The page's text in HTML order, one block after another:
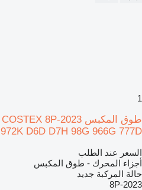
1
972K D6D D7H 98G 966G 777D
السعر عند الطلب
أجزاء المحرك - طوق المكبس
حالة المركبة جديد
8P-2023